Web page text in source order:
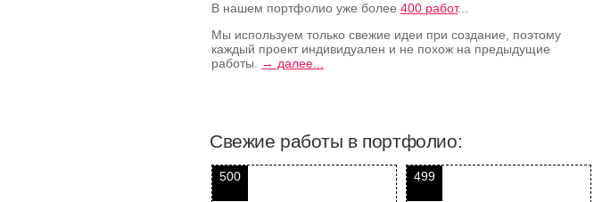
В нашем портфолио уже более 400 работ...
Мы используем только свежие идеи при создание, поэтому
каждый проект индивидуален и не похож на предыдущие
работы.
→ далее...
Свежие работы в портфолио:
500 499